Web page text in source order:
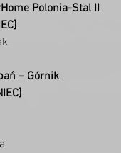
Polonia-Stal II
– Górnik